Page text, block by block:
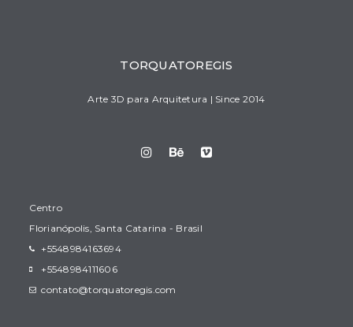
TORQUATOREGIS
Arte 3D para Arquitetura | Since 2014
Centro
Florianópolis, Santa Catarina - Brasil
+5548984163694
+5548984111606
contato@torquatoregis.com